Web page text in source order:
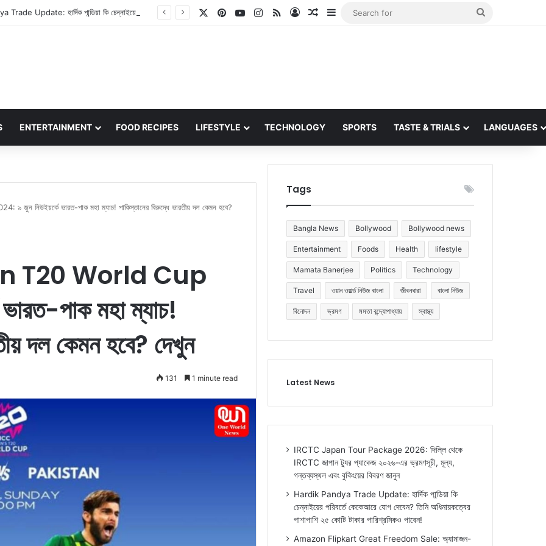
PinterestYouTubeInstagram
RSS Log InRandom Article
Sidebar
ENTERTAINMENT FOOD RECIPES LIFESTYLE TECHNOLOGY SPORTS TASTE & TRIALS LANGUAGES
নিউইয়র্কে ভারত-পাক মহা ম্যাচ! পাকিস্তানের বিরুদ্ধে ভারতীয় দল কেমন হবে?
T20 World Cup
পাক মহা ম্যাচ!
দল কেমন হবে? দেখুন
131 1 minute read
Tags
Bangla News Bollywood Bollywood news
Entertainment Foods Health lifestyle
Mamata Banerjee Politics Technology
Travel ওয়ান ওয়ার্ল্ড নিউজ বাংলা জীবনধারা বাংলা নিউজ
বিনোদন ভ্রমণ মমতা বন্দ্যোপাধ্যায় স্বাস্থ্য
Latest News
IRCTC Japan Tour Package 2026: দিল্লি থেকে
IRCTC জাপান ট্যুর প্যাকেজ ২০২৬-এর ভ্রমণসূচী, মূল্য,
গন্তব্যস্থল এবং বুকিংয়ের বিবরণ জানুন
Hardik Pandya Trade Update: হার্দিক পান্ডিয়া কি
চেন্নাইয়ের পরিবর্তে কেকেআরে যোগ দেবেন? তিনি অধিনায়কত্বের
পাশাপাশি ২৫ কোটি টাকার পারিশ্রমিকও পাবেন!
Amazon Flipkart Great Freedom Sale: অ্যামাজন-